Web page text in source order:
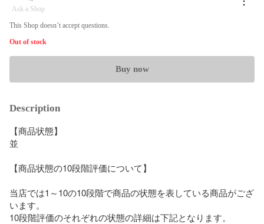
Ask a Shop
This Shop doesn’t accept questions.
Out of stock
Buy now
Description
【商品状態】
並
【商品状態の10段階評価について】
当店では1～10の10段階で商品の状態を表している商品がござ
います。
10段階評価のそれぞれの状態の詳細は下記となります。